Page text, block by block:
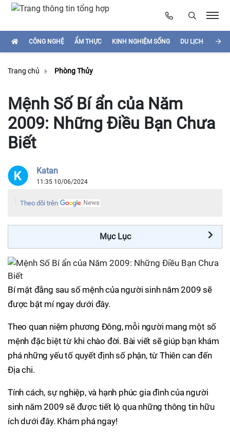
CÔNG NGHỆ ẨM THỰC KINH NGHIỆM SỐNG DU LỊCH
Trang chủ Phòng Thủy
Mệnh Số Bí ẩn của Năm
2009: Những Điều Bạn Chưa
Biết
Katan
11:35 10/06/2024
Theo dõi trên
Mục Lục
Bí mật đằng sau số mệnh của người sinh năm 2009 sẽ
được bật mí ngay dưới đây.
Theo quan niệm phương Đông, mỗi người mang một số
mệnh đặc biệt từ khi chào đời. Bài viết sẽ giúp bạn khám
phá những yếu tố quyết định số phận, từ Thiên can đến
Địa chi.
Tính cách, sự nghiệp, và hạnh phúc gia đình của người
sinh năm 2009 sẽ được tiết lộ qua những thông tin hữu
ích dưới đây. Khám phá ngay!